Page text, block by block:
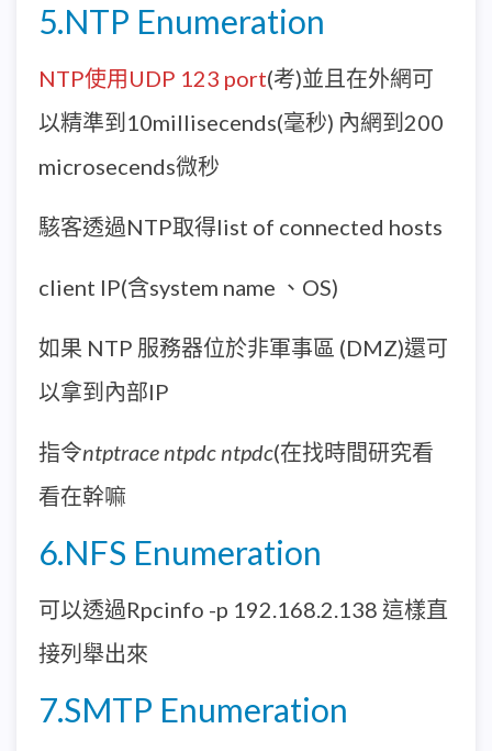
5.NTP Enumeration
NTP使用UDP 123 port(考)並且在外網可
以精準到10millisecends(毫秒) 內網到200
microsecends微秒
駭客透過NTP取得list of connected hosts
client IP(含system name 、OS)
如果 NTP 服務器位於非軍事區 (DMZ)還可
以拿到內部IP
指令ntptrace ntpdc ntpdc(在找時間研究看
看在幹嘛
6.NFS Enumeration
可以透過Rpcinfo -p 192.168.2.138 這樣直
接列舉出來
7.SMTP Enumeration